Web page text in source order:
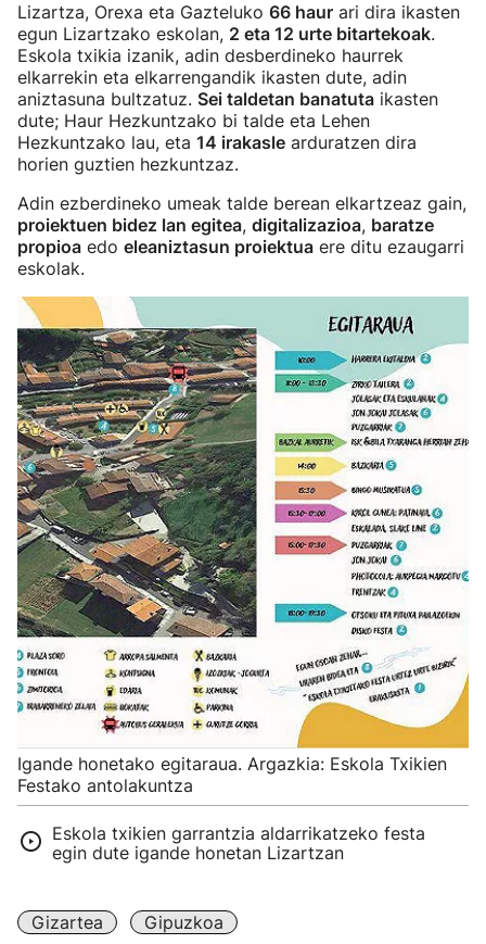
Lizartza, Orexa eta Gazteluko 66 haur ari dira ikasten
egun Lizartzako eskolan, 2 eta 12 urte bitartekoak.
Eskola txikia izanik, adin desberdineko haurrek
elkarrekin eta elkarrengandik ikasten dute, adin
aniztasuna bultzatuz. Sei taldetan banatuta ikasten
dute; Haur Hezkuntzako bi talde eta Lehen
Hezkuntzako lau, eta 14 irakasle arduratzen dira
horien guztien hezkuntzaz.
Adin ezberdineko umeak talde berean elkartzeaz gain,
proiektuen bidez lan egitea, digitalizazioa, baratze
propioa edo eleaniztasun proiektua ere ditu ezaugarri
eskolak.
Igande honetako egitaraua. Argazkia: Eskola Txikien
Festako antolakuntza
Eskola txikien garrantzia aldarrikatzeko festa
egin dute igande honetan Lizartzan
Gizartea
Gipuzkoa